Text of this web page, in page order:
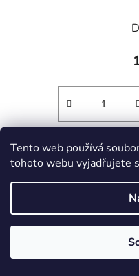
Tento web používá
tohoto webu vyjadřujete
Magnet pro spuštění/
Comet